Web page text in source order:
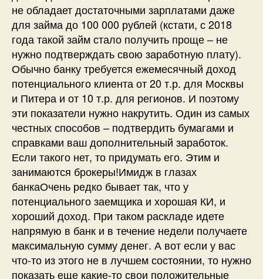
не обладает достаточными зарплатами даже
для займа до 100 000 рублей (кстати, с 2018
года такой займ стало получить проще – не
нужно подтверждать свою заработную плату).
Обычно банку требуется ежемесячный доход
потенциального клиента от 20 т.р. для Москвы
и Питера и от 10 т.р. для регионов. И поэтому
эти показатели нужно накрутить. Один из самых
честных способов – подтвердить бумагами и
справками ваш дополнительный заработок.
Если такого нет, то придумать его. Этим и
занимаются брокеры!Имидж в глазах
банкаОчень редко бывает так, что у
потенциального заемщика и хорошая КИ, и
хороший доход. При таком раскладе идете
напрямую в банк и в течение недели получаете
максимальную сумму денег. А вот если у вас
что-то из этого не в лучшем состоянии, то нужно
показать еще какие-то свои положительные